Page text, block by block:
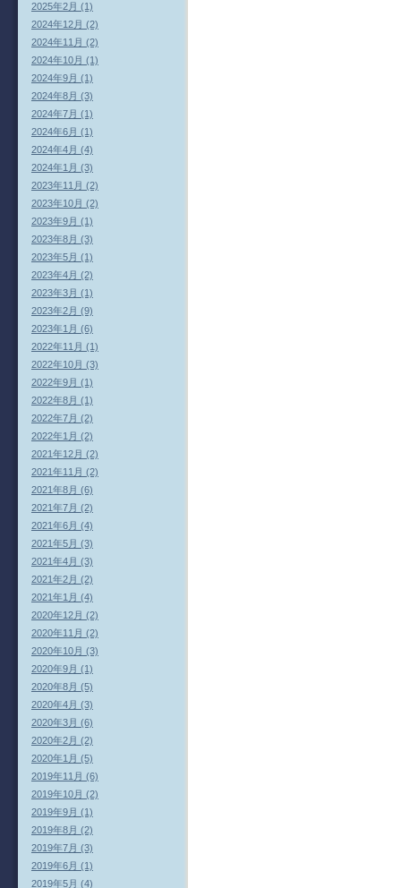
2025年2月 (1)
2024年12月 (2)
2024年11月 (2)
2024年10月 (1)
2024年9月 (1)
2024年8月 (3)
2024年7月 (1)
2024年6月 (1)
2024年4月 (4)
2024年1月 (3)
2023年11月 (2)
2023年10月 (2)
2023年9月 (1)
2023年8月 (3)
2023年5月 (1)
2023年4月 (2)
2023年3月 (1)
2023年2月 (9)
2023年1月 (6)
2022年11月 (1)
2022年10月 (3)
2022年9月 (1)
2022年8月 (1)
2022年7月 (2)
2022年1月 (2)
2021年12月 (2)
2021年11月 (2)
2021年8月 (6)
2021年7月 (2)
2021年6月 (4)
2021年5月 (3)
2021年4月 (3)
2021年2月 (2)
2021年1月 (4)
2020年12月 (2)
2020年11月 (2)
2020年10月 (3)
2020年9月 (1)
2020年8月 (5)
2020年4月 (3)
2020年3月 (6)
2020年2月 (2)
2020年1月 (5)
2019年11月 (6)
2019年10月 (2)
2019年9月 (1)
2019年8月 (2)
2019年7月 (3)
2019年6月 (1)
2019年5月 (4)